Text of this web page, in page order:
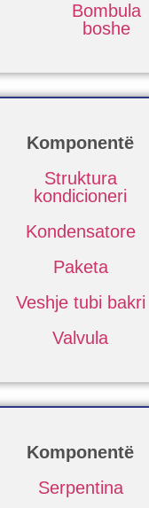
Bombula
boshe
Komponentë
Struktura
kondicioneri
Kondensatore
Paketa
Veshje tubi bakri
Valvula
Komponentë
Serpentina